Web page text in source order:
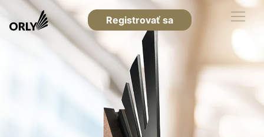
Registrovať sa